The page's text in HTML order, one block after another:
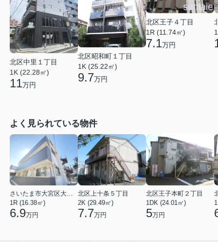
北区中里１丁目
1K (22.28㎡)
11万円
北区昭和町１丁目
1K (25.22㎡)
9.7万円
北区王子４丁目
1R (11.74㎡)
7.1万円
よく見られている物件
1R (16.38㎡)
6.9万円
北区上十条５丁目
2K (29.49㎡)
7.7万円
北区王子本町２丁目
1DK (24.01㎡)
5万円